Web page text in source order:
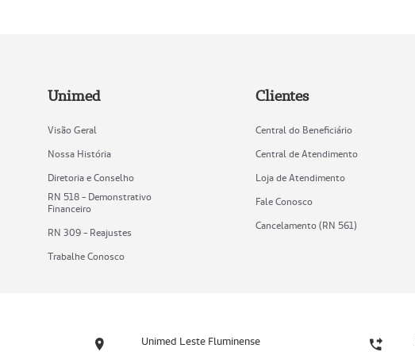
Unimed
Visão Geral
Nossa História
Diretoria e Conselho
RN 518 - Demonstrativo
Financeiro
RN 309 - Reajustes
Trabalhe Conosco
Clientes
Central do Beneficiário
Central de Atendimento
Loja de Atendimento
Fale Conosco
Cancelamento (RN 561)
Unimed Leste Fluminense